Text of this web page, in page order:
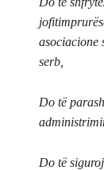
asociacione
serb,
Do të
Do të